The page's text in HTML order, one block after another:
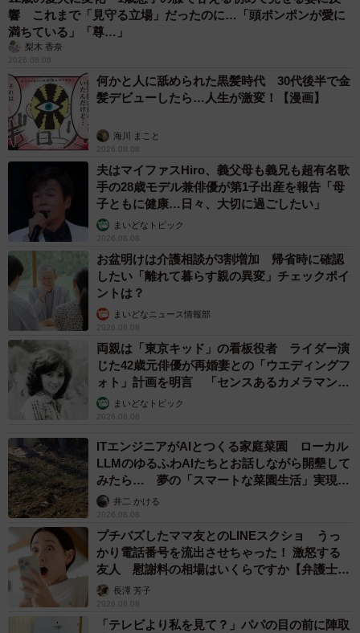
響 これまで「見守る立場」だったのに…「頭ポンポンが愛に
満ちている」「尊…」
梨木 香奈
2026.08.08
何かと人に舐められた黒髪時代 30代後半で金
髪デビューしたら…人生が激変！【漫画】
海川 まこと
2026.08.08
夫はマイファスHiro、義父母も義兄も超有名歌
手の28歳モデル兼俳優が第1子出産を報告「母
子ともに健康…日々、大切に過ごしたい」
まいどなトピック
2026.08.08
お盆明けは介護相談が3割増加 帰省時に確認
したい「離れて暮らす親の異変」チェックポイ
ントは？
まいどなニュース情報部
2026.08.08
両親は「東京キッド」の看板役者 ライダー演
じた42歳元俳優が再婚妻との「ウエディングフ
ォト」計画を明言 「センスあるカメラマン求
む」まいどなトピック
2026.08.08
ITエンジニアがAIとつくる家庭菜園 ローカル
LLMのゆるふわAIたちとお話しながら開墾して
みたら… 夢の「スマートな菜園生活」実現な
るか井二 かける
2026.08.08
プチバズしたママ友とのLINEスクショ うっ
かり電話番号を流出させちゃった！ 激怒する
友人 慰謝料の相場はいくらですか【弁護士が
解説】長澤 芳子
2026.08.08
「テレビより私を見て？」パパの目の前に陣取